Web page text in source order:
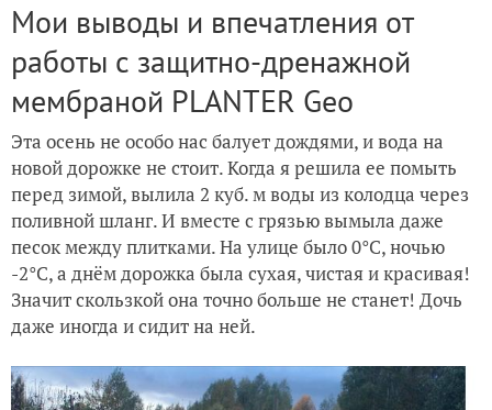
Мои выводы и впечатления от
работы с защитно-дренажной
мембраной PLANTER Geo
Эта осень не особо нас балует дождями, и вода на
новой дорожке не стоит. Когда я решила ее помыть
перед зимой, вылила 2 куб. м воды из колодца через
поливной шланг. И вместе с грязью вымыла даже
песок между плитками. На улице было 0°С, ночью
-2°С, а днём дорожка была сухая, чистая и красивая!
Значит скользкой она точно больше не станет! Дочь
даже иногда и сидит на ней.